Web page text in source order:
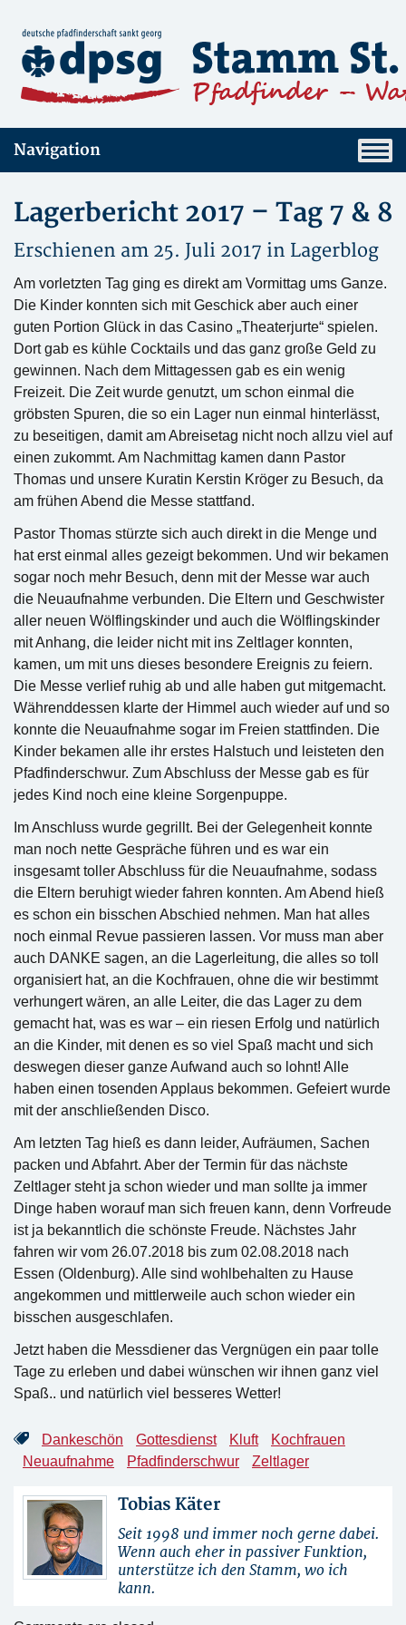
Navigation
Lagerbericht 2017 – Tag 7 & 8
Erschienen am 25. Juli 2017 in Lagerblog
Am vorletzten Tag ging es direkt am Vormittag ums Ganze.
Die Kinder konnten sich mit Geschick aber auch einer
guten Portion Glück in das Casino „Theaterjurte“ spielen.
Dort gab es kühle Cocktails und das ganz große Geld zu
gewinnen. Nach dem Mittagessen gab es ein wenig
Freizeit. Die Zeit wurde genutzt, um schon einmal die
gröbsten Spuren, die so ein Lager nun einmal hinterlässt,
zu beseitigen, damit am Abreisetag nicht noch allzu viel auf
einen zukommt. Am Nachmittag kamen dann Pastor
Thomas und unsere Kuratin Kerstin Kröger zu Besuch, da
am frühen Abend die Messe stattfand.
Pastor Thomas stürzte sich auch direkt in die Menge und
hat erst einmal alles gezeigt bekommen. Und wir bekamen
sogar noch mehr Besuch, denn mit der Messe war auch
die Neuaufnahme verbunden. Die Eltern und Geschwister
aller neuen Wölflingskinder und auch die Wölflingskinder
mit Anhang, die leider nicht mit ins Zeltlager konnten,
kamen, um mit uns dieses besondere Ereignis zu feiern.
Die Messe verlief ruhig ab und alle haben gut mitgemacht.
Währenddessen klarte der Himmel auch wieder auf und so
konnte die Neuaufnahme sogar im Freien stattfinden. Die
Kinder bekamen alle ihr erstes Halstuch und leisteten den
Pfadfinderschwur. Zum Abschluss der Messe gab es für
jedes Kind noch eine kleine Sorgenpuppe.
Im Anschluss wurde gegrillt. Bei der Gelegenheit konnte
man noch nette Gespräche führen und es war ein
insgesamt toller Abschluss für die Neuaufnahme, sodass
die Eltern beruhigt wieder fahren konnten. Am Abend hieß
es schon ein bisschen Abschied nehmen. Man hat alles
noch einmal Revue passieren lassen. Vor muss man aber
auch DANKE sagen, an die Lagerleitung, die alles so toll
organisiert hat, an die Kochfrauen, ohne die wir bestimmt
verhungert wären, an alle Leiter, die das Lager zu dem
gemacht hat, was es war – ein riesen Erfolg und natürlich
an die Kinder, mit denen es so viel Spaß macht und sich
deswegen dieser ganze Aufwand auch so lohnt! Alle
haben einen tosenden Applaus bekommen. Gefeiert wurde
mit der anschließenden Disco.
Am letzten Tag hieß es dann leider, Aufräumen, Sachen
packen und Abfahrt. Aber der Termin für das nächste
Zeltlager steht ja schon wieder und man sollte ja immer
Dinge haben worauf man sich freuen kann, denn Vorfreude
ist ja bekanntlich die schönste Freude. Nächstes Jahr
fahren wir vom 26.07.2018 bis zum 02.08.2018 nach
Essen (Oldenburg). Alle sind wohlbehalten zu Hause
angekommen und mittlerweile auch schon wieder ein
bisschen ausgeschlafen.
Jetzt haben die Messdiener das Vergnügen ein paar tolle
Tage zu erleben und dabei wünschen wir ihnen ganz viel
Spaß.. und natürlich viel besseres Wetter!
Dankeschön Gottesdienst Kluft
Kochfrauen
Neuaufnahme
Pfadfinderschwur Zeltlager
Tobias Käter
Seit 1998 und immer noch gerne dabei.
Wenn auch eher in passiver Funktion,
unterstütze ich den Stamm, wo ich
kann.